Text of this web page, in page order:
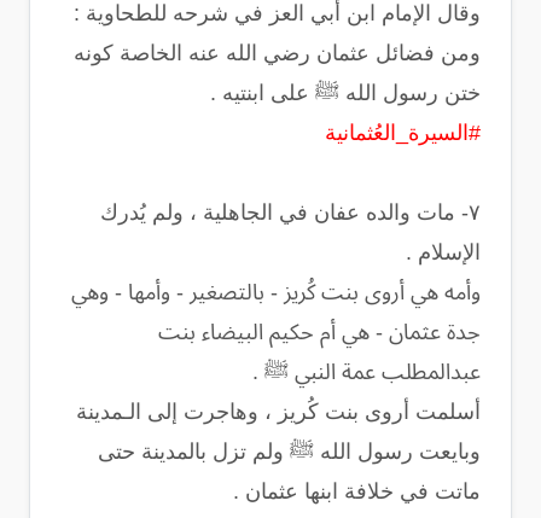
وقال الإمام ابن أبي العز في شرحه للطحاوية :
‏ومن فضائل عثمان رضي الله عنه الخاصة كونه
ختن رسول الله ﷺ على ابنتيه .
#السيرة_العُثمانية
‏٧- مات والده عفان في الجاهلية ، ولم يُدرك
الإسلام .
وأمه هي أروى بنت كُريز - بالتصغير - وأمها - وهي
جدة عثمان - هي أم حكيم البيضاء بنت
عبدالمطلب عمة النبي ﷺ .
أسلمت أروى بنت كُريز ، وهاجرت إلى الـمدينة
وبايعت رسول الله ﷺ ولم تزل بالمدينة حتى
ماتت في خلافة ابنها عثمان .